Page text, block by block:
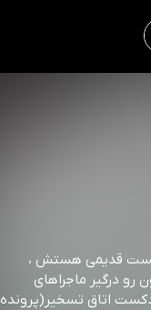
قدیمی هستش ،
رو درگیر ماجراهای
اتاق تسخیر(پرونده